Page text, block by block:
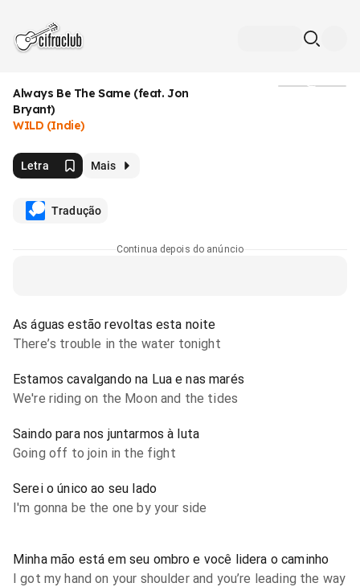
Always Be The Same (feat. Jon
Bryant)
WILD (Indie)
Letra Mais
Tradução
Continua depois do anúncio
As águas estão revoltas esta noite
There’s trouble in the water tonight
Estamos cavalgando na Lua e nas marés
We're riding on the Moon and the tides
Saindo para nos juntarmos à luta
Going off to join in the fight
Serei o único ao seu lado
I'm gonna be the one by your side
Minha mão está em seu ombro e você lidera o caminho
I got my hand on your shoulder and you’re leading the way